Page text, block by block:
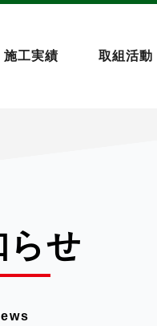
施工実績 取組活動
らせ